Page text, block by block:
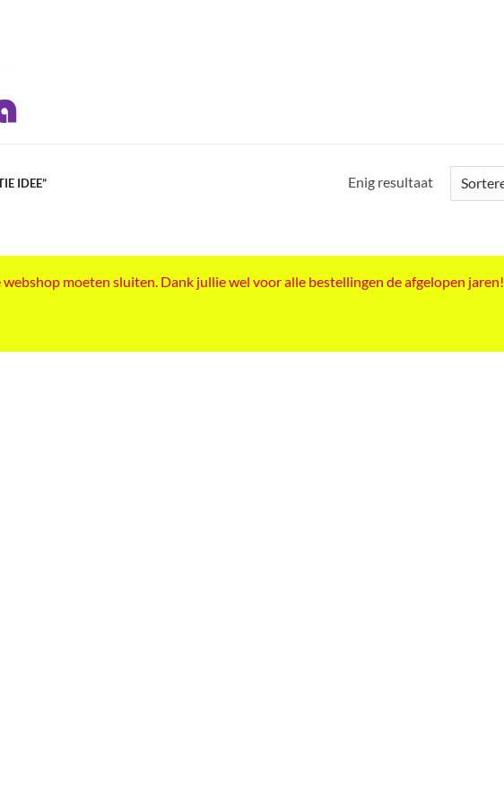
IDEE” Enig resultaat
moeten sluiten. Dank jullie wel voor alle bestellingen de afgelopen jaren!